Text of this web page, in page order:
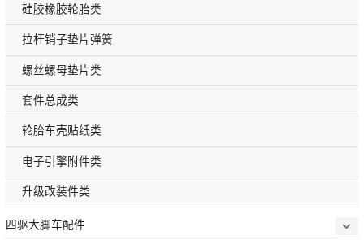
硅胶橡胶轮胎类
拉杆销子垫片弹簧
螺丝螺母垫片类
套件总成类
轮胎车壳贴纸类
电子引擎附件类
升级改装件类
四驱大脚车配件